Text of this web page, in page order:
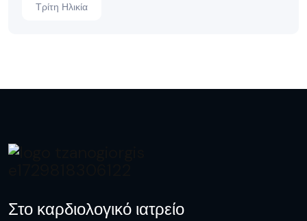
Τρίτη Ηλικία
Στο καρδιολογικό ιατρείο